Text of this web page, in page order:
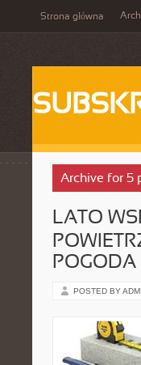
Strona główna
Archive for 5
LATO
POGODA
POSTED BY